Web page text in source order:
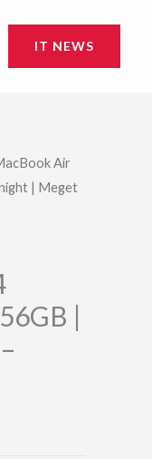
IT NEWS
Air
| Meget
|